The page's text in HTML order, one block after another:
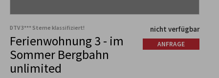
DTV 3*** Sterne klassifiziert!
Ferienwohnung 3 - im
Sommer Bergbahn
unlimited
nicht verfügbar
ANFRAGE